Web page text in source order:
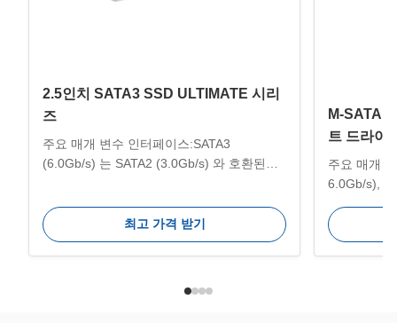
2.5인치 SATA3 SSD ULTIMATE 시리
즈
주요 매개 변수 인터페이스:SATA3
(6.0Gb/s) 는 SATA2 (3.0Gb/s) 와 호환된다.
원:100*70*7mm 호환성 시스템:맥, 윈도, 유
닉스, 리눅스 등 효율적 인 전파: 최대 전송
속도는 556MB/s입니다. 사용 방법:PC, 노트
최고 가격 받기
M-SATA
트 드라이
주요 매개
6.0Gb/s),
효율적인
까지 저장